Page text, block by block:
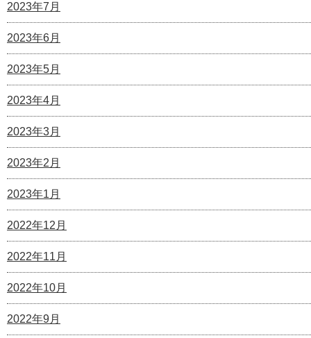
2023年7月
2023年6月
2023年5月
2023年4月
2023年3月
2023年2月
2023年1月
2022年12月
2022年11月
2022年10月
2022年9月